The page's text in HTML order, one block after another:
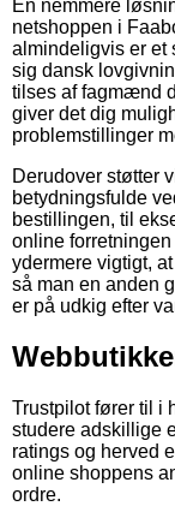
En nemmere
netshoppen i
almindeligvis er et
sig dansk
tilses af fagmænd
giver det dig
problemstillinger
Derudover støtter
betydningsfulde
bestillingen, til
online
ydermere vigtigt,
så man en anden
er på udkig efter
Trustpilot fører til i
studere adskillige
ratings og herved
online shoppens
ordre.